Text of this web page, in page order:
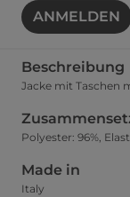
ANMELDEN
Beschreibung
Jacke mit Taschen
Polyester: 96%,
Made in
Italy